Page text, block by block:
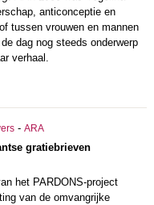
anticonceptie en
tussen vrouwen en mannen
dag nog steeds onderwerp
verhaal.
- ARA
gratiebrieven
het PARDONS-project
van de omvangrijke